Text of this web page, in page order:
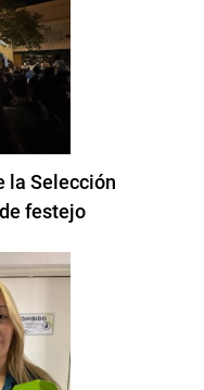
la Selección
festejo